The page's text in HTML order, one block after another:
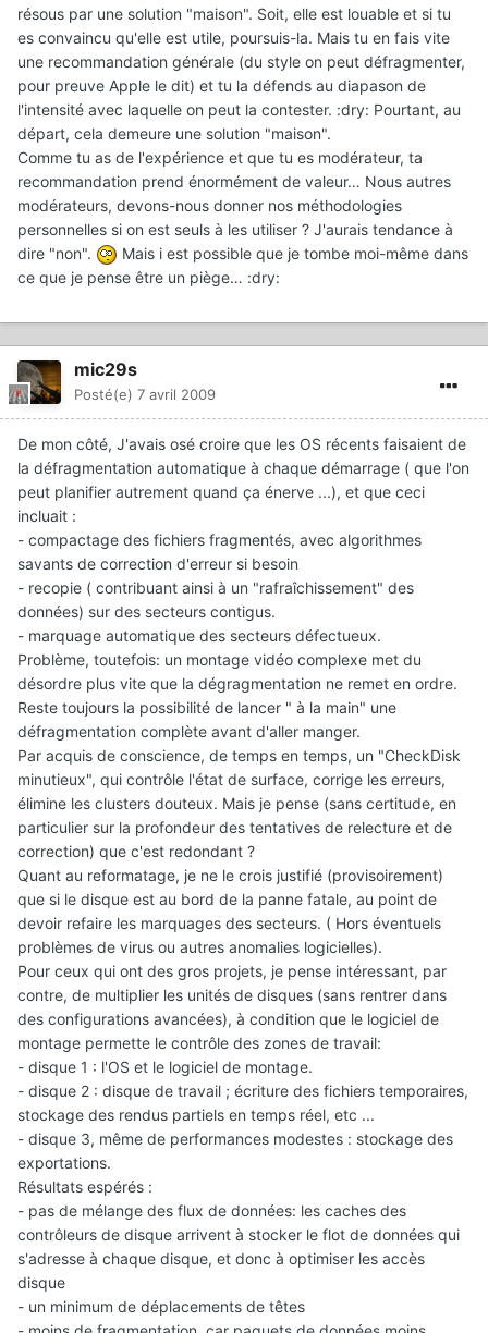
résous par une solution "maison". Soit, elle est louable et si tu
es convaincu qu'elle est utile, poursuis-la. Mais tu en fais vite
une recommandation générale (du style on peut défragmenter,
pour preuve Apple le dit) et tu la défends au diapason de
l'intensité avec laquelle on peut la contester. :dry: Pourtant, au
départ, cela demeure une solution "maison".
Comme tu as de l'expérience et que tu es modérateur, ta
recommandation prend énormément de valeur… Nous autres
modérateurs, devons-nous donner nos méthodologies
personnelles si on est seuls à les utiliser ? J'aurais tendance à
dire "non".
Mais i est possible que je tombe moi-même dans
ce que je pense être un piège… :dry:
mic29s
Posté(e) 7 avril 2009
De mon côté, J'avais osé croire que les OS récents faisaient de
la défragmentation automatique à chaque démarrage ( que l'on
peut planifier autrement quand ça énerve ...), et que ceci
incluait :
- compactage des fichiers fragmentés, avec algorithmes
savants de correction d'erreur si besoin
- recopie ( contribuant ainsi à un "rafraîchissement" des
données) sur des secteurs contigus.
- marquage automatique des secteurs défectueux.
Problème, toutefois: un montage vidéo complexe met du
désordre plus vite que la dégragmentation ne remet en ordre.
Reste toujours la possibilité de lancer " à la main" une
défragmentation complète avant d'aller manger.
Par acquis de conscience, de temps en temps, un "CheckDisk
minutieux", qui contrôle l'état de surface, corrige les erreurs,
élimine les clusters douteux. Mais je pense (sans certitude, en
particulier sur la profondeur des tentatives de relecture et de
correction) que c'est redondant ?
Quant au reformatage, je ne le crois justifié (provisoirement)
que si le disque est au bord de la panne fatale, au point de
devoir refaire les marquages des secteurs. ( Hors éventuels
problèmes de virus ou autres anomalies logicielles).
Pour ceux qui ont des gros projets, je pense intéressant, par
contre, de multiplier les unités de disques (sans rentrer dans
des configurations avancées), à condition que le logiciel de
montage permette le contrôle des zones de travail:
- disque 1 : l'OS et le logiciel de montage.
- disque 2 : disque de travail ; écriture des fichiers temporaires,
stockage des rendus partiels en temps réel, etc ...
- disque 3, même de performances modestes : stockage des
exportations.
Résultats espérés :
- pas de mélange des flux de données: les caches des
contrôleurs de disque arrivent à stocker le flot de données qui
s'adresse à chaque disque, et donc à optimiser les accès
disque
- un minimum de déplacements de têtes